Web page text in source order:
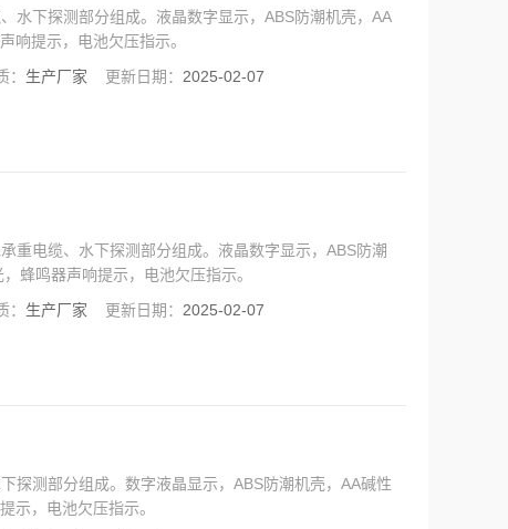
水下探测部分组成。液晶数字显示，ABS防潮机壳，AA
响提示，电池欠压指示。
： 生产厂家 更新日期： 2025-02-07
重电缆、水下探测部分组成。液晶数字显示，ABS防潮
蜂鸣器声响提示，电池欠压指示。
： 生产厂家 更新日期： 2025-02-07
探测部分组成。数字液晶显示，ABS防潮机壳，AA碱性
示，电池欠压指示。